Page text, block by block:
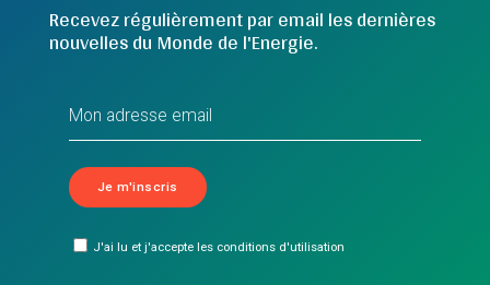
Recevez régulièrement par email les dernières
nouvelles du Monde de l'Energie.
J'ai lu et j'accepte les conditions d'utilisation